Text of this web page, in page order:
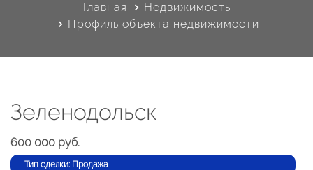
Главная
Недвижимость
Профиль объекта недвижимости
Зеленодольск
600 000 руб.
Тип сделки: Продажа